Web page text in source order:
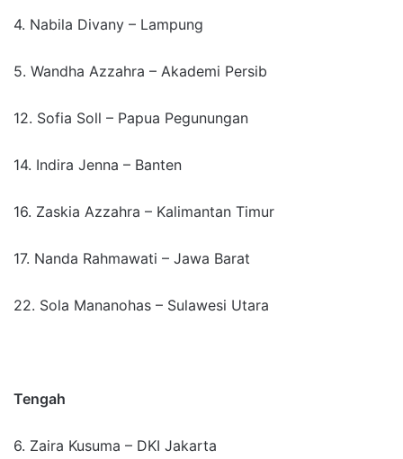
4. Nabila Divany – Lampung
5. Wandha Azzahra – Akademi Persib
12. Sofia Soll – Papua Pegunungan
14. Indira Jenna – Banten
16. Zaskia Azzahra – Kalimantan Timur
17. Nanda Rahmawati – Jawa Barat
22. Sola Mananohas – Sulawesi Utara
Tengah
6. Zaira Kusuma – DKI Jakarta